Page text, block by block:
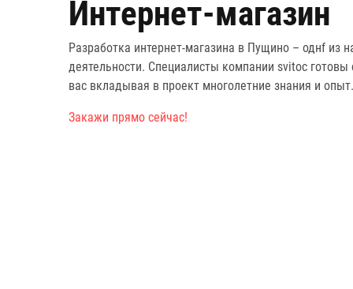
Интернет-магазин
Разработка интернет-магазина в Пущино – однf из
деятельности. Специалисты компании svitoc готовы
вас вкладывая в проект многолетние знания и опыт.
Закажи прямо сейчас!